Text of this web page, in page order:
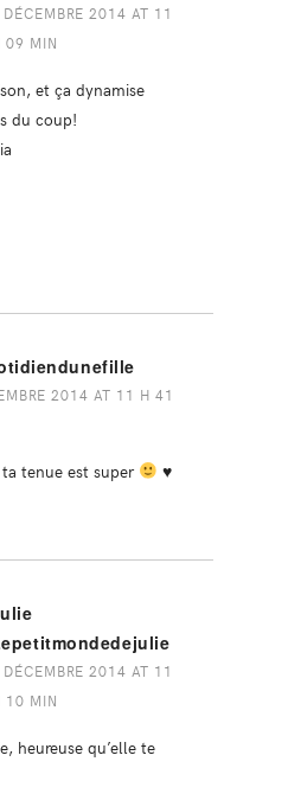
DÉCEMBRE 2014 AT 11
09 MIN
et ça dynamise
du coup!
2014 AT 11 H 41
tenue est super ♥
DÉCEMBRE 2014 AT 11
10 MIN
heureuse qu’elle te